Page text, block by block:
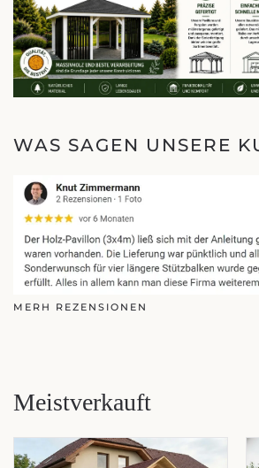
WAS SAGEN UNSERE
MERH REZENSIONEN
Meistverkauft